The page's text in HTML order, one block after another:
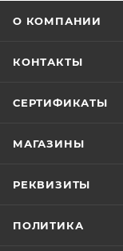
О КОМПАНИИ
КОНТАКТЫ
СЕРТИФИКАТЫ
МАГАЗИНЫ
РЕКВИЗИТЫ
ПОЛИТИКА